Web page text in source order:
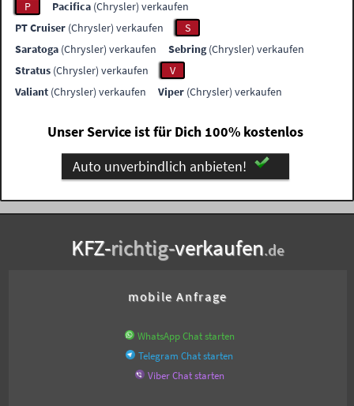
P
Pacifica (Chrysler) verkaufen
PT Cruiser (Chrysler) verkaufen
S
Saratoga (Chrysler) verkaufen Sebring(Chrysler) verkaufen
Stratus (Chrysler) verkaufen
V
Valiant (Chrysler) verkaufen Viper (Chrysler) verkaufen
Unser Service ist für Dich 100% kostenlos
Auto unverbindlich anbieten!
KFZ-richtig-verkaufen.de
mobile Anfrage
WhatsApp Chat starten
Telegram Chat starten
Viber Chat starten